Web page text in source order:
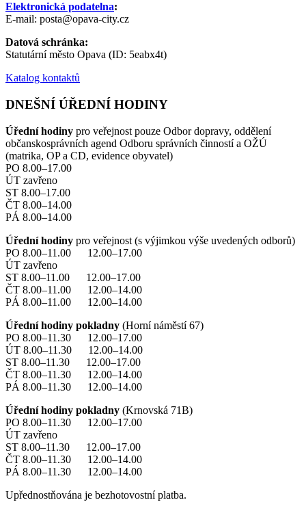
Elektronická podatelna:
E-mail: posta@opava-city.cz
Datová schránka:
Statutární město Opava (ID: 5eabx4t)
Katalog kontaktů
DNEŠNÍ ÚŘEDNÍ HODINY
Úřední hodiny pro veřejnost pouze Odbor dopravy, oddělení
občanskosprávních agend Odboru správních činností a OŽÚ
(matrika, OP a CD, evidence obyvatel)
PO 8.00–17.00
ÚT zavřeno
ST 8.00–17.00
ČT 8.00–14.00
PÁ 8.00–14.00
Úřední hodiny pro veřejnost (s výjimkou výše uvedených odborů)
PO 8.00–11.00 12.00–17.00
ÚT zavřeno
ST 8.00–11.00 12.00–17.00
ČT 8.00–11.00 12.00–14.00
PÁ 8.00–11.00 12.00–14.00
Úřední hodiny pokladny (Horní náměstí 67)
PO 8.00–11.30 12.00–17.00
ÚT 8.00–11.30 12.00–14.00
ST 8.00–11.30 12.00–17.00
ČT 8.00–11.30 12.00–14.00
PÁ 8.00–11.30 12.00–14.00
Úřední hodiny pokladny (Krnovská 71B)
PO 8.00–11.30 12.00–17.00
ÚT zavřeno
ST 8.00–11.30 12.00–17.00
ČT 8.00–11.30 12.00–14.00
PÁ 8.00–11.30 12.00–14.00
Upřednostňována je bezhotovostní platba.